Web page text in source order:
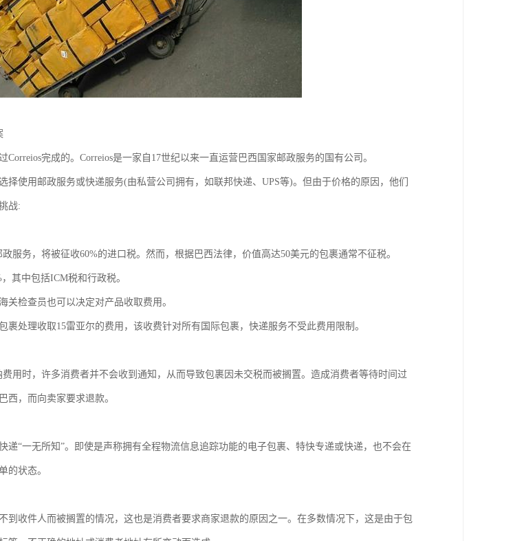
完成的。Correios是一家自17世纪以来一直运营巴西国家邮政服务的国有公司。
择使用邮政服务或快递服务(由私营公司拥有，如联邦快递、UPS等)。但由于价格的原因，他们
战:
服务，将被征收60%的进口税。然而，根据巴西法律，价值高达50美元的包裹通常不征税。
其中包括ICM税和行政税。
关检查员也可以决定对产品收取费用。
裹处理收取15雷亚尔的费用，该收费针对所有国际包裹，快递服务不受此费用限制。
费用时，许多消费者并不会收到通知，从而导致包裹因未交税而被搁置。造成消费者等待时间过
西，而向卖家要求退款。
递“一无所知”。即使是声称拥有全程物流信息追踪功能的电子包裹、特快专递或快递，也不会在
的状态。
到收件人而被搁置的情况，这也是消费者要求商家退款的原因之一。在多数情况下，这是由于包